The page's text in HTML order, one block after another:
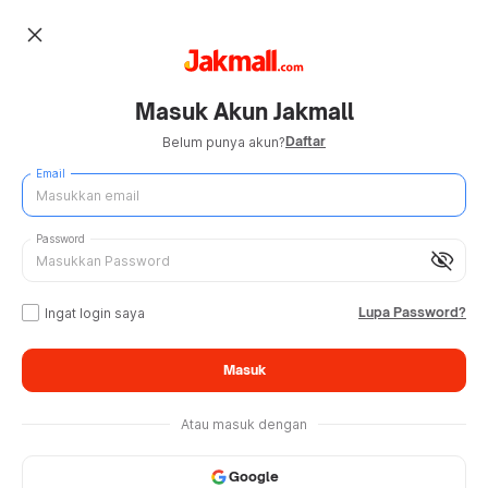
close
Masuk Akun Jakmall
Belum punya akun?Daftar
Email
visibility_off
Password
Ingat login saya Lupa Password?
Masuk
Atau masuk dengan
Google